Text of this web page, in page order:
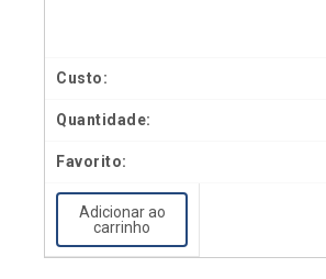
Adicionar ao
carrinho